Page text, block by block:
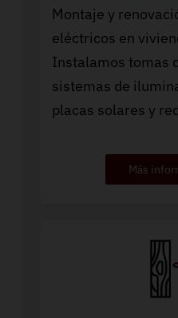
Montaje y
eléctricos en
Instalamos tomas
sistemas de
placas solares y
Más